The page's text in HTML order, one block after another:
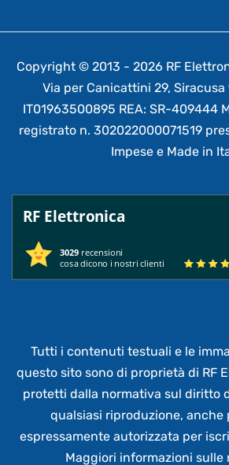
Copyright © 2013 - 2026 RF
Via per Canicattini 29, Siracusa
IT01963500895 REA: SR-409444
registrato n. 302022000071519
Impese e Made in
RF Elettronica
3029 recensioni
cosa dicono i nostri clienti
Tutti i contenuti testuali e le
questo sito sono di proprietà di RF
protetti dalla normativa sul diritto
qualsiasi riproduzione, anche
espressamente autorizzata per
Maggiori informazioni sulle